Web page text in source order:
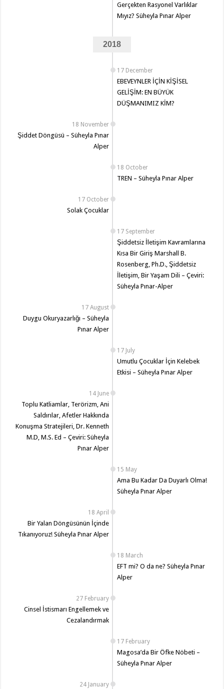
Gerçekten Rasyonel Varlıklar
Mıyız? Süheyla Pınar Alper
2018
17 December
EBEVEYNLER İÇİN KİŞİSEL
GELİŞİM: EN BÜYÜK
DÜŞMANIMIZ KİM?
18 November
Şiddet Döngüsü – Süheyla Pınar
Alper
18 October
TREN – Süheyla Pınar Alper
17 October
Solak Çocuklar
17 September
Şiddetsiz İletişim Kavramlarına
Kısa Bir Giriş Marshall B.
Rosenberg, Ph.D., Şiddetsiz
İletişim, Bir Yaşam Dili – Çeviri:
Süheyla Pınar-Alper
17 August
Duygu Okuryazarlığı – Süheyla
Pınar Alper
17 July
Umutlu Çocuklar İçin Kelebek
Etkisi – Süheyla Pınar Alper
14 June
Toplu Katliamlar, Terörizm, Ani
Saldırılar, Afetler Hakkında
Konuşma Stratejileri, Dr. Kenneth
M.D, M.S. Ed – Çeviri: Süheyla
Pınar Alper
15 May
Ama Bu Kadar Da Duyarlı Olma!
Süheyla Pınar Alper
18 April
Bir Yalan Döngüsünün İçinde
Tıkanıyoruz! Süheyla Pınar Alper
18 March
EFT mi? O da ne? Süheyla Pınar
Alper
27 February
Cinsel İstismarı Engellemek ve
Cezalandırmak
17 February
Magosa’da Bir Öfke Nöbeti –
Süheyla Pınar Alper
24 January